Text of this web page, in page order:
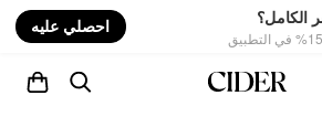
الكامل؟ احصلي عليه